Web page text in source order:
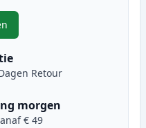
passenTN245M (TN241M)
Retour
morgen
€ 49